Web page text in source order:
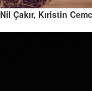
Çakır, Kıristin